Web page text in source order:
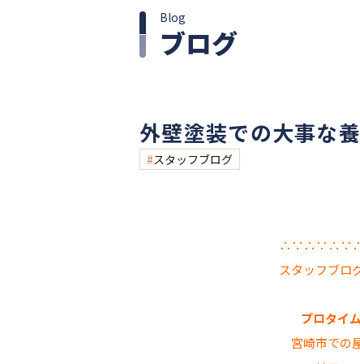
ブログ
Blog
外壁塗装での大事な
スタッフブログ
スタッフブロ
プロタイ
宮崎市での